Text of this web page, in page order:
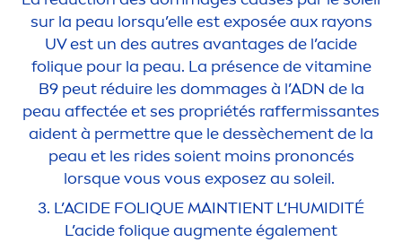
sur la peau lorsqu’elle est exposée aux rayons
UV est un des autres avantages de l’acide
folique pour la peau. La présence devitamine
B9 peut réduire les dommages à l’ADN de la
peau affectée et ses propriétés raffermissantes
aident à permettre que le dessèchement de la
peau et les rides soient moins prononcés
lorsque vous vous exposez au soleil.
3. L’ACIDE FOLIQUE MAINTIENT L’HUMIDITÉ
L’acide folique augmente également